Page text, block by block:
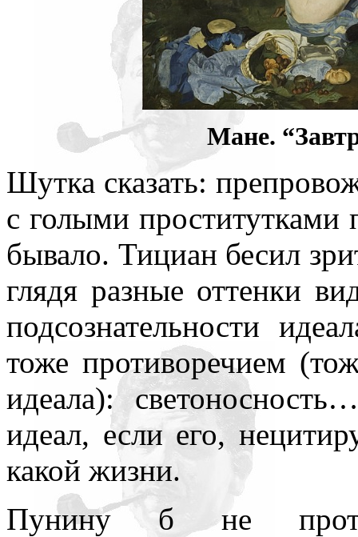
Мане.
Шутка сказать:
с голыми проститутками
бывало. Тициан бесил
глядя разные оттенки
подсознательности
тоже противоречием
идеала):
идеал, если его,
какой жизни.
Пунину б не